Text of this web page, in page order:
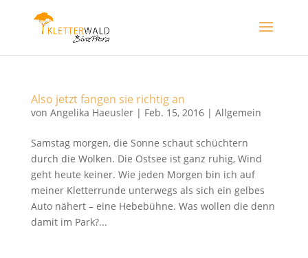
Also jetzt fangen sie richtig an
von Angelika Haeusler| Feb. 15, 2016| Allgemein
Samstag morgen, die Sonne schaut schüchtern
durch die Wolken. Die Ostsee ist ganz ruhig, Wind
geht heute keiner. Wie jeden Morgen bin ich auf
meiner Kletterrunde unterwegs als sich ein gelbes
Auto nähert – eine Hebebühne. Was wollen die denn
damit im Park?...